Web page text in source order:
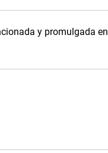
y promulgada en